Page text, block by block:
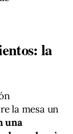
la
la mesa un
una